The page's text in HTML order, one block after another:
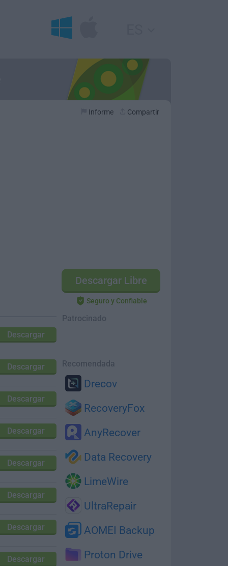
Informe Compartir
Descargar Libre
Seguro y Confiable
Patrocinado
Recomendada
Drecov
RecoveryFox
AnyRecover
Data Recovery
LimeWire
UltraRepair
AOMEI Backup
Proton Drive
Descargar
Descargar
Descargar
Descargar
Descargar
Descargar
Descargar
Descargar